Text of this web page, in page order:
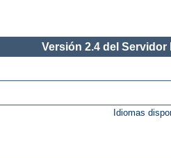
Versión 2.4 del Servidor
Idiomas